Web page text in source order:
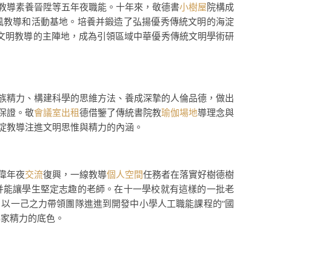
導素養晉陞等五年夜職能。十年來，敬德書小樹屋院構成
教導和活動基地。培養并鍛造了弘揚優秀傳統文明的海淀
明教導的主陣地，成為引領區域中華優秀傳統文明學術研
力、構建科學的思維方法、養成深摯的人倫品德，做出
證。敬會議室出租德借鑒了傳統書院教瑜伽場地導理念與
教導注進文明思惟與精力的內涵。
年夜交流復興，一線教導個人空間任務者在落實好樹德樹
讓學生堅定志趣的老師。在十一學校就有這樣的一批老
一己之力帶領團隊進進到開發中小學人工職能課程的“國
精力的底色。